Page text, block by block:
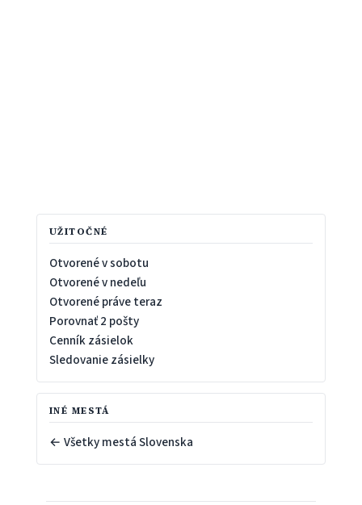
UŽITOČNÉ
Otvorené v sobotu
Otvorené v nedeľu
Otvorené práve teraz
Porovnať 2 pošty
Cenník zásielok
Sledovanie zásielky
INÉ MESTÁ
← Všetky mestá Slovenska